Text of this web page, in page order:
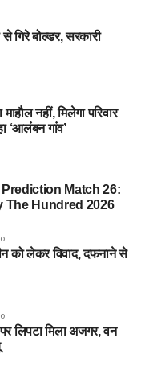
गिरे बोल्डर, सरकारी
नहीं, मिलेगा परिवार
‘आलंबन गांव’
Match 26:
The Hundred 2026
को लेकर विवाद, दफनाने से
पर लिपटा मिला अजगर, वन